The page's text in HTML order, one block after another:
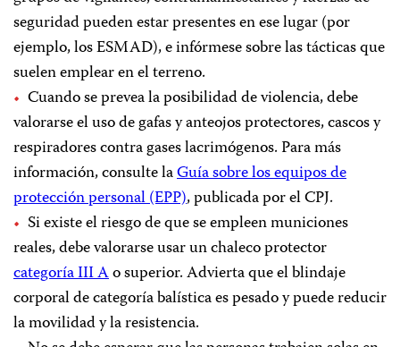
seguridad pueden estar presentes en ese lugar (por
ejemplo, los ESMAD), e infórmese sobre las tácticas que
suelen emplear en el terreno.
Cuando se prevea la posibilidad de violencia, debe
valorarse el uso de gafas y anteojos protectores, cascos y
respiradores contra gases lacrimógenos. Para más
información, consulte laGuía sobre los equipos de
protección personal (EPP), publicada por el CPJ.
Si existe el riesgo de que se empleen municiones
reales, debe valorarse usar un chaleco protector
categoría III Ao superior. Advierta que el blindaje
corporal de categoría balística es pesado y puede reducir
la movilidad y la resistencia.